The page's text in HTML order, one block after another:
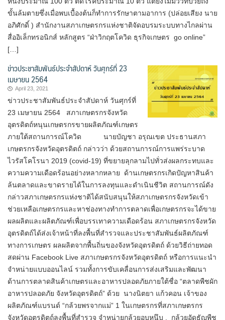
ขั้นล้มตายซึ่งเมื่อพบเบื้องต้นก็ทำการรักษาตามอาการ (ปล่อยเสียง นาย
อภิศักดิ์ ) สำนักงานสภาเกษตรกรแห่งชาติจัดอบรมระบบทางไกลผ่าน
สื่ออิเล็กทรอนิกส์ หลักสูตร “ฝ่าวิกฤตโควิด ธุรกิจเกษตร go online”
[…]
ข่าวประชาสัมพันธ์ประจำสัปดาห์ วันศุกร์ที่ 23
เมษายน 2564
April 23, 2021
ข่าวประชาสัมพันธ์ประจำสัปดาห์ วันศุกร์ที่
23 เมษายน 2564 สภาเกษตรกรจังหวัด
อุตรดิตถ์หนุนเกษตรกรขายผลิตภัณฑ์เกษตร
ภายใต้สถานการณ์โควิด นายบัญชา อรุณเขต ประธานสภา
เกษตรกรจังหวัดอุตรดิตถ์ กล่าวว่า ด้วยสถานการณ์การแพร่ระบาด
ไวรัสโคโรนา 2019 (covid-19) ที่ขยายลุกลามไปทั่วส่งผลกระทบและ
ความความเดือดร้อนอย่างหลากหลาย ด้านเกษตรกรเกิดปัญหาสินค้า
ล้นตลาดและขาดรายได้ในการลงทุนและดำเนินชีวิต สถานการณ์ดัง
กล่าวสภาเกษตรกรแห่งชาติได้สนับสนุนให้สภาเกษตรกรจังหวัดเข้า
ช่วยเหลือเกษตรกรและหาช่องทางทำการตลาดเพื่อเกษตรกรจะได้ขาย
ผลผลิตและผลิตภัณฑ์เพื่อบรรเทาความเดือดร้อน สภาเกษตรกรจังหวัด
อุตรดิตถ์ได้ส่งเจ้าหน้าที่ลงพื้นที่สำรวจและประชาสัมพันธ์ผลิตภัณฑ์
ทางการเกษตร ผลผลิตจากพื้นถิ่นของจังหวัดอุตรดิตถ์ ด้วยวิธีถ่ายทอด
สดผ่าน Facebook Live สภาเกษตรกรจังหวัดอุตรดิตถ์ หรือการแนะนำ
จำหน่ายแบบออนไลน์ รวมทั้งการขับเคลื่อนการส่งเสริมและพัฒนา
ด้านการตลาดสินค้าเกษตรและอาหารปลอดภัยภายใต้ชื่อ “ตลาดพืชผัก
อาหารปลอดภัย จังหวัดอุตรดิตถ์” ด้วย นางนิตยา แก้วคอน เจ้าของ
ผลิตภัณฑ์แบรนด์ “กล้วยพรจากแม่” 1 ในเกษตรกรที่สภาเกษตรกร
จังหวัดอุตรดิตถ์ลงพื้นที่สำรวจ จำหน่ายกล้วยอบหนึบ , กล้วยอัดธัญพืช